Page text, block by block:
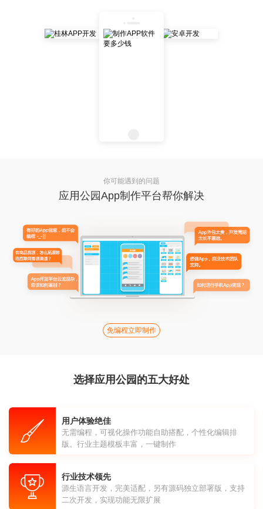
你可能遇到的问题
应用公园App制作平台帮你解决
免编程立即制作
选择应用公园的五大好处
用户体验绝佳
无需编程，可视化操作功能自助搭配，个性化编辑排
版。行业主题模板丰富，一键制作
行业技术领先
源生语言开发，完美适配，另有源码独立部署版，支持
二次开发，实现功能无限扩展